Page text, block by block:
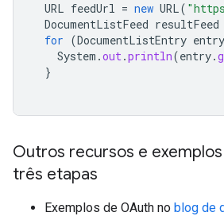
URL feedUrl = new URL(
DocumentListFeed resultFeed
for (DocumentListEntry entry
System .out.println(entry.
}
Outros recursos e
três etapas
Exemplos de OAuth no blog de